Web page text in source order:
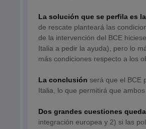
La solución que se perfila es
de rescate planteará las
de la intervención del BCE
Italia a pedir la ayuda), pero lo
más condiciones respecto a los
La conclusión será que el BCE
Italia, lo que permitirá que
Dos grandes cuestiones
integración europea y 2) si las